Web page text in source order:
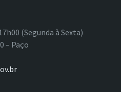
(Segunda à Sexta)
– Paço